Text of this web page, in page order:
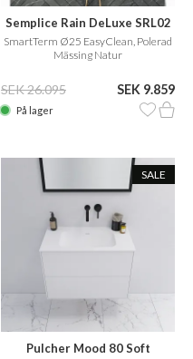
Semplice Rain DeLuxe SRL02
SmartTerm Ø25 EasyClean, Polerad
Mässing Natur
SEK 26.095 SEK 9.859
På lager
SALE
Pulcher Mood 80 Soft